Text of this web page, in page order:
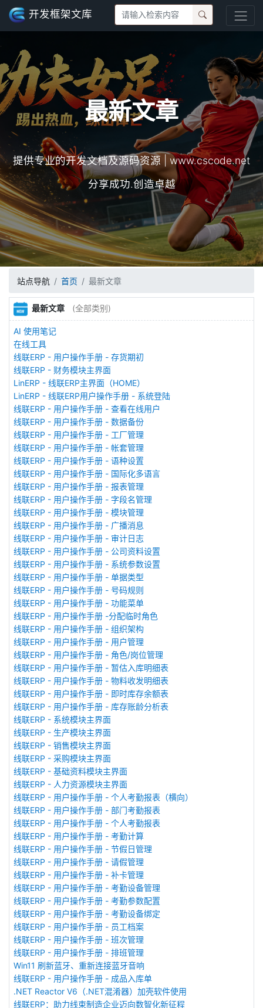
开发框架文库
最新文章
提供专业的开发文档及源码资源 | www.cscode.net
分享成功.创造卓越
站点导航 首页 最新文章
最新文章 (全部类别)
AI 使用笔记
在线工具
线联ERP - 用户操作手册 - 存货期初
线联ERP - 财务模块主界面
LinERP - 线联ERP主界面（HOME）
LinERP - 线联ERP用户操作手册 - 系统登陆
线联ERP - 用户操作手册 - 查看在线用户
线联ERP - 用户操作手册 - 数据备份
线联ERP - 用户操作手册 - 工厂管理
线联ERP - 用户操作手册 - 帐套管理
线联ERP - 用户操作手册 - 语种设置
线联ERP - 用户操作手册 - 国际化多语言
线联ERP - 用户操作手册 - 报表管理
线联ERP - 用户操作手册 - 字段名管理
线联ERP - 用户操作手册 - 模块管理
线联ERP - 用户操作手册 - 广播消息
线联ERP - 用户操作手册 - 审计日志
线联ERP - 用户操作手册 - 公司资料设置
线联ERP - 用户操作手册 - 系统参数设置
线联ERP - 用户操作手册 - 单据类型
线联ERP - 用户操作手册 - 号码规则
线联ERP - 用户操作手册 - 功能菜单
线联ERP - 用户操作手册 -分配临时角色
线联ERP - 用户操作手册 - 组织架构
线联ERP - 用户操作手册 - 用户管理
线联ERP - 用户操作手册 - 角色/岗位管理
线联ERP - 用户操作手册 - 暂估入库明细表
线联ERP - 用户操作手册 - 物料收发明细表
线联ERP - 用户操作手册 - 即时库存余额表
线联ERP - 用户操作手册 - 库存账龄分析表
线联ERP - 系统模块主界面
线联ERP - 生产模块主界面
线联ERP - 销售模块主界面
线联ERP - 采购模块主界面
线联ERP - 基础资料模块主界面
线联ERP - 人力资源模块主界面
线联ERP - 用户操作手册 - 个人考勤报表（横向）
线联ERP - 用户操作手册 - 部门考勤报表
线联ERP - 用户操作手册 - 个人考勤报表
线联ERP - 用户操作手册 - 考勤计算
线联ERP - 用户操作手册 - 节假日管理
线联ERP - 用户操作手册 - 请假管理
线联ERP - 用户操作手册 - 补卡管理
线联ERP - 用户操作手册 - 考勤设备管理
线联ERP - 用户操作手册 - 考勤参数配置
线联ERP - 用户操作手册 - 考勤设备绑定
线联ERP - 用户操作手册 - 员工档案
线联ERP - 用户操作手册 - 班次管理
线联ERP - 用户操作手册 - 排班管理
Win11 刷新蓝牙、重新连接蓝牙音响
线联ERP - 用户操作手册 - 成品入库单
.NET Reactor V6（.NET混淆器）加壳软件使用
线联ERP：助力线束制造企业迈向数智化新征程